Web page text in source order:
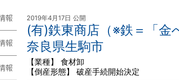
2019年4月17日 公開
(有)鉄東商店（※鉄＝「金
奈良県生駒市
【業種】 食材卸
【倒産形態】 破産手続開始決定